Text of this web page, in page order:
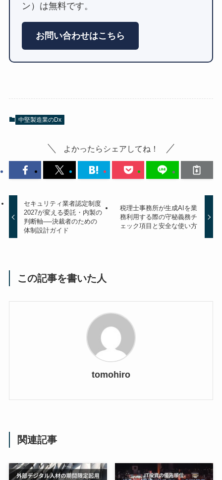
ン）は無料です。
お問い合わせはこちら
中堅製造業のDx
よかったらシェアしてね！
セキュリティ業者認定制度
2027が変える委託・内製の
判断軸──決裁者のための
体制設計ガイド
税理士事務所が生成AIを業
務利用する際の守秘義務チ
ェック項目と安全な使い方
この記事を書いた人
tomohiro
関連記事